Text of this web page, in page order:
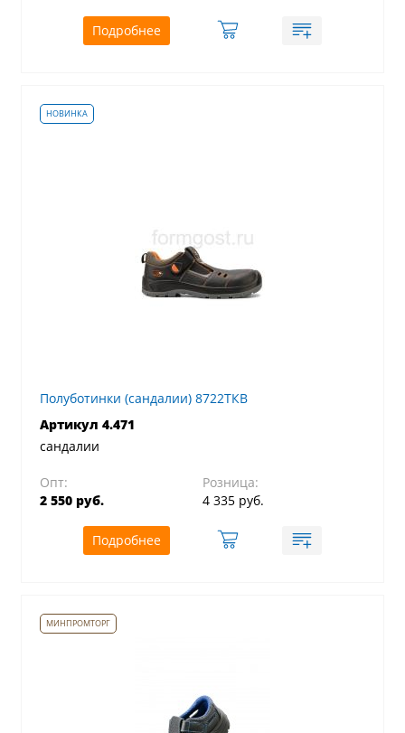
Подробнее
Полуботинки (сандалии) 8722ТКВ
Артикул 4.471
сандалии
Опт:
2 550 руб.
Розница:
4 335 руб.
Подробнее